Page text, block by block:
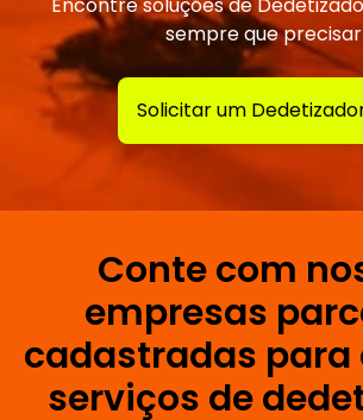
Encontre soluções de
sempre que
Solicitar um
Conte com
empresas
cadastradas para
serviços de